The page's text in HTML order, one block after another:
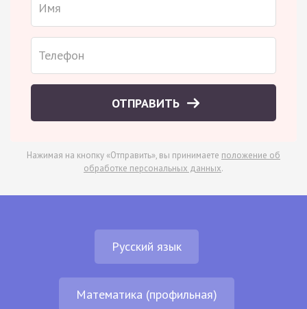
ОТПРАВИТЬ
Нажимая на кнопку «Отправить», вы принимаете положение об
обработке персональных данных.
Русский язык
Математика (профильная)